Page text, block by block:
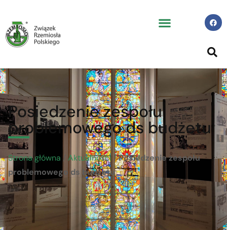
Posiedzenie zespołu
problemowego ds budżetu
Strona główna / Aktualności/Posiedzenie zespołu
problemowego ds budżetu